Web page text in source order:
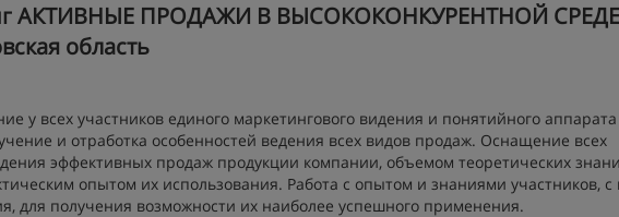
АКТИВНЫЕ ПРОДАЖИ В ВЫСОКОКОНКУРЕНТНОЙ
область
у всех участников единого маркетингового видения и понятийного
и отработка особенностей ведения всех видов продаж. Оснащение всех
эффективных продаж продукции компании, объемом теоретических
опытом их использования. Работа с опытом и знаниями участников,
для получения возможности их наиболее успешного применения.